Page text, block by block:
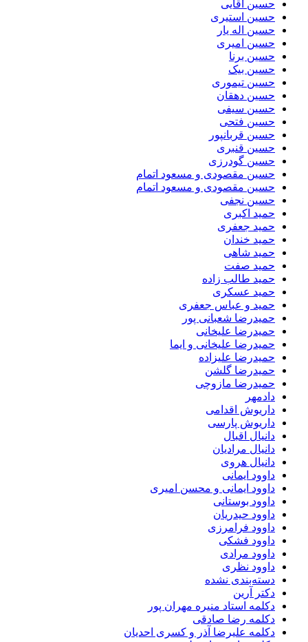
حسین آقایی
حسین استیری
حسین اله یار
حسین امیری
حسین برنا
حسین بیک
حسین تیموری
حسین دهقان
حسین سیفی
حسین فتحی
حسین قربانپور
حسین قنبری
حسین گودرزی
حسین مقصودى و مسعود اتمام
حسین مقصودی و مسعود اتمام
حسین نجفی
حمید اکبری
حمید جعفری
حمید خندان
حمید شاهی
حمید صفت
حمید طالب زاده
حمید عسکری
حمید و عباس جعفری
حمیدرضا شعبانی پور
حمیدرضا علیخانی
حمیدرضا علیخانی و ایما
حمیدرضا علیزاده
حمیدرضا گلشن
حمیدرضا مازوچی
دادمهر
داریوش اقدامی
داریوش پارسی
دانیال اقبال
دانیال مرادیان
دانیال هروی
داوود ایمانی
داوود ایمانی و محسن امیری
داوود بوستانی
داوود حیدریان
داوود فرامرزی
داوود فشکی
داوود مرادی
داوود نظری
دسته‌بندی نشده
دکتر آرین
دکلمه استاد منیره مهران پور
دکلمه رضا صادقی
دکلمه علیرضا آذر و کسری احدیان